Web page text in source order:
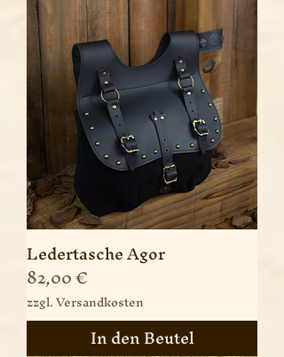
Ledertasche Agor
Preis
82,00 €
zzgl. Versandkosten
In den Beutel